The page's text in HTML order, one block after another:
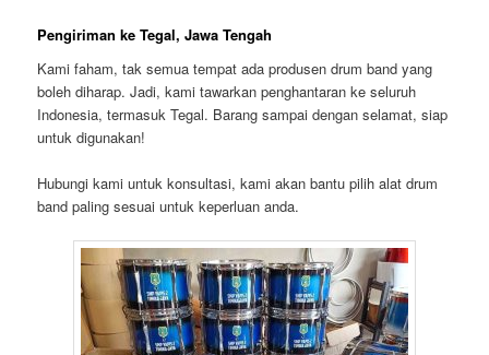
Pengiriman ke Tegal, Jawa Tengah
Kami faham, tak semua tempat ada produsen drum band yang
boleh diharap. Jadi, kami tawarkan penghantaran ke seluruh
Indonesia, termasuk Tegal. Barang sampai dengan selamat, siap
untuk digunakan!
Hubungi kami untuk konsultasi, kami akan bantu pilih alat drum
band paling sesuai untuk keperluan anda.